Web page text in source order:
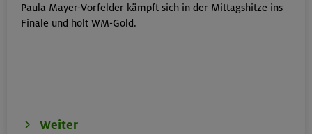
Schwarzenstein 3369 m und Schönbichler Horn 3133
m
Schinder 1808 m
Paula Mayer-Vorfelder kämpft sich in der Mittagshitze ins
Finale und holt WM-Gold.
Weiter